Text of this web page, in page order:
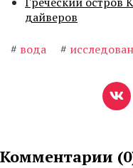
дайверов
# вода #
Комментарии (0